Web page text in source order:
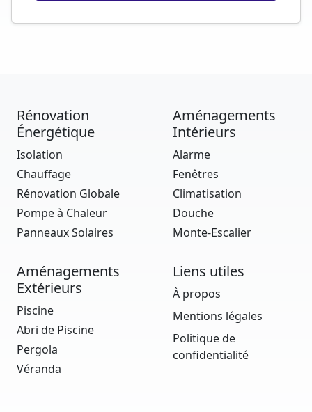
Rénovation
Énergétique
Isolation
Chauffage
Rénovation Globale
Pompe à Chaleur
Panneaux Solaires
Aménagements
Intérieurs
Alarme
Fenêtres
Climatisation
Douche
Monte-Escalier
Aménagements
Extérieurs
Piscine
Abri de Piscine
Pergola
Véranda
Liens utiles
À propos
Mentions légales
Politique de
confidentialité